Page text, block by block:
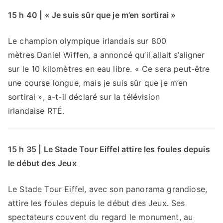
15 h 40 | « Je suis sûr que je m’en sortirai »
Le champion olympique irlandais sur 800
mètres Daniel Wiffen, a annoncé qu’il allait s’aligner
sur le 10 kilomètres en eau libre. « Ce sera peut-être
une course longue, mais je suis sûr que je m’en
sortirai », a-t-il déclaré sur la télévision
irlandaise RTÉ.
15 h 35 | Le Stade Tour Eiffel attire les foules depuis
le début des Jeux
Le Stade Tour Eiffel, avec son panorama grandiose,
attire les foules depuis le début des Jeux. Ses
spectateurs couvent du regard le monument, au